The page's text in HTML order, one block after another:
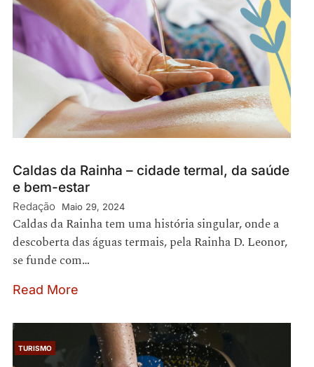
Caldas da Rainha – cidade termal, da saúde
e bem-estar
Redação Maio 29, 2024
Caldas da Rainha tem uma história singular, onde a
descoberta das águas termais, pela Rainha D. Leonor,
se funde com…
Read More
TURISMO